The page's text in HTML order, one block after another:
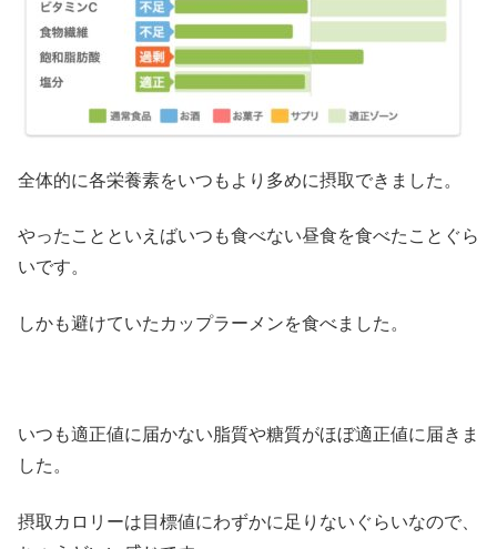
全体的に各栄養素をいつもより多めに摂取できました。
やったことといえばいつも食べない昼食を食べたことぐら
いです。
しかも避けていたカップラーメンを食べました。
いつも適正値に届かない脂質や糖質がほぼ適正値に届きま
した。
摂取カロリーは目標値にわずかに足りないぐらいなので、